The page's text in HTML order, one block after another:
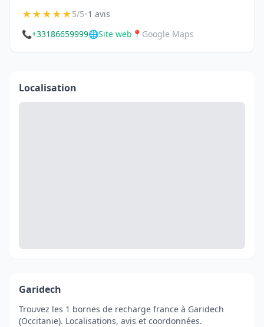
★★★★★5/5•1 avis
📞+33186659999🌐Site web 📍 Google Maps
Localisation
Garidech
Trouvez les 1 bornes de recharge france à Garidech
(Occitanie). Localisations, avis et coordonnées.